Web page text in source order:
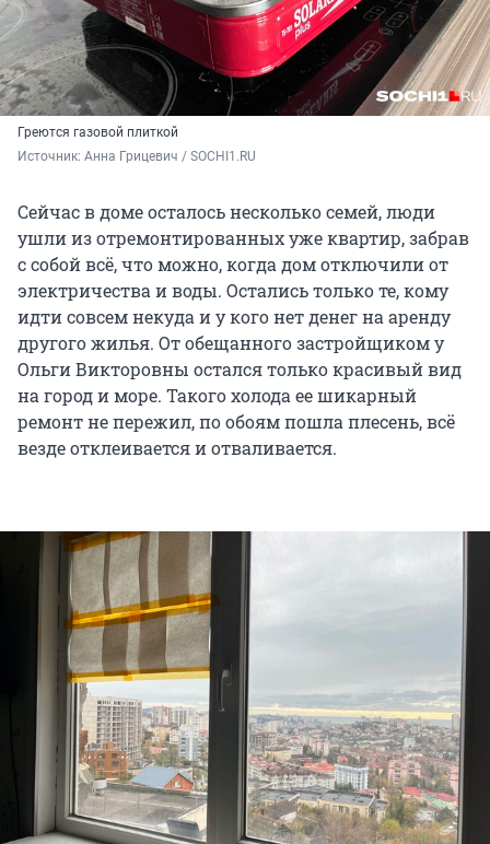
Греются газовой плиткой
Источник: Анна Грицевич / SOCHI1.RU
Сейчас в доме осталось несколько семей, люди
ушли из отремонтированных уже квартир, забрав
с собой всё, что можно, когда дом отключили от
электричества и воды. Остались только те, кому
идти совсем некуда и у кого нет денег на аренду
другого жилья. От обещанного застройщиком у
Ольги Викторовны остался только красивый вид
на город и море. Такого холода ее шикарный
ремонт не пережил, по обоям пошла плесень, всё
везде отклеивается и отваливается.